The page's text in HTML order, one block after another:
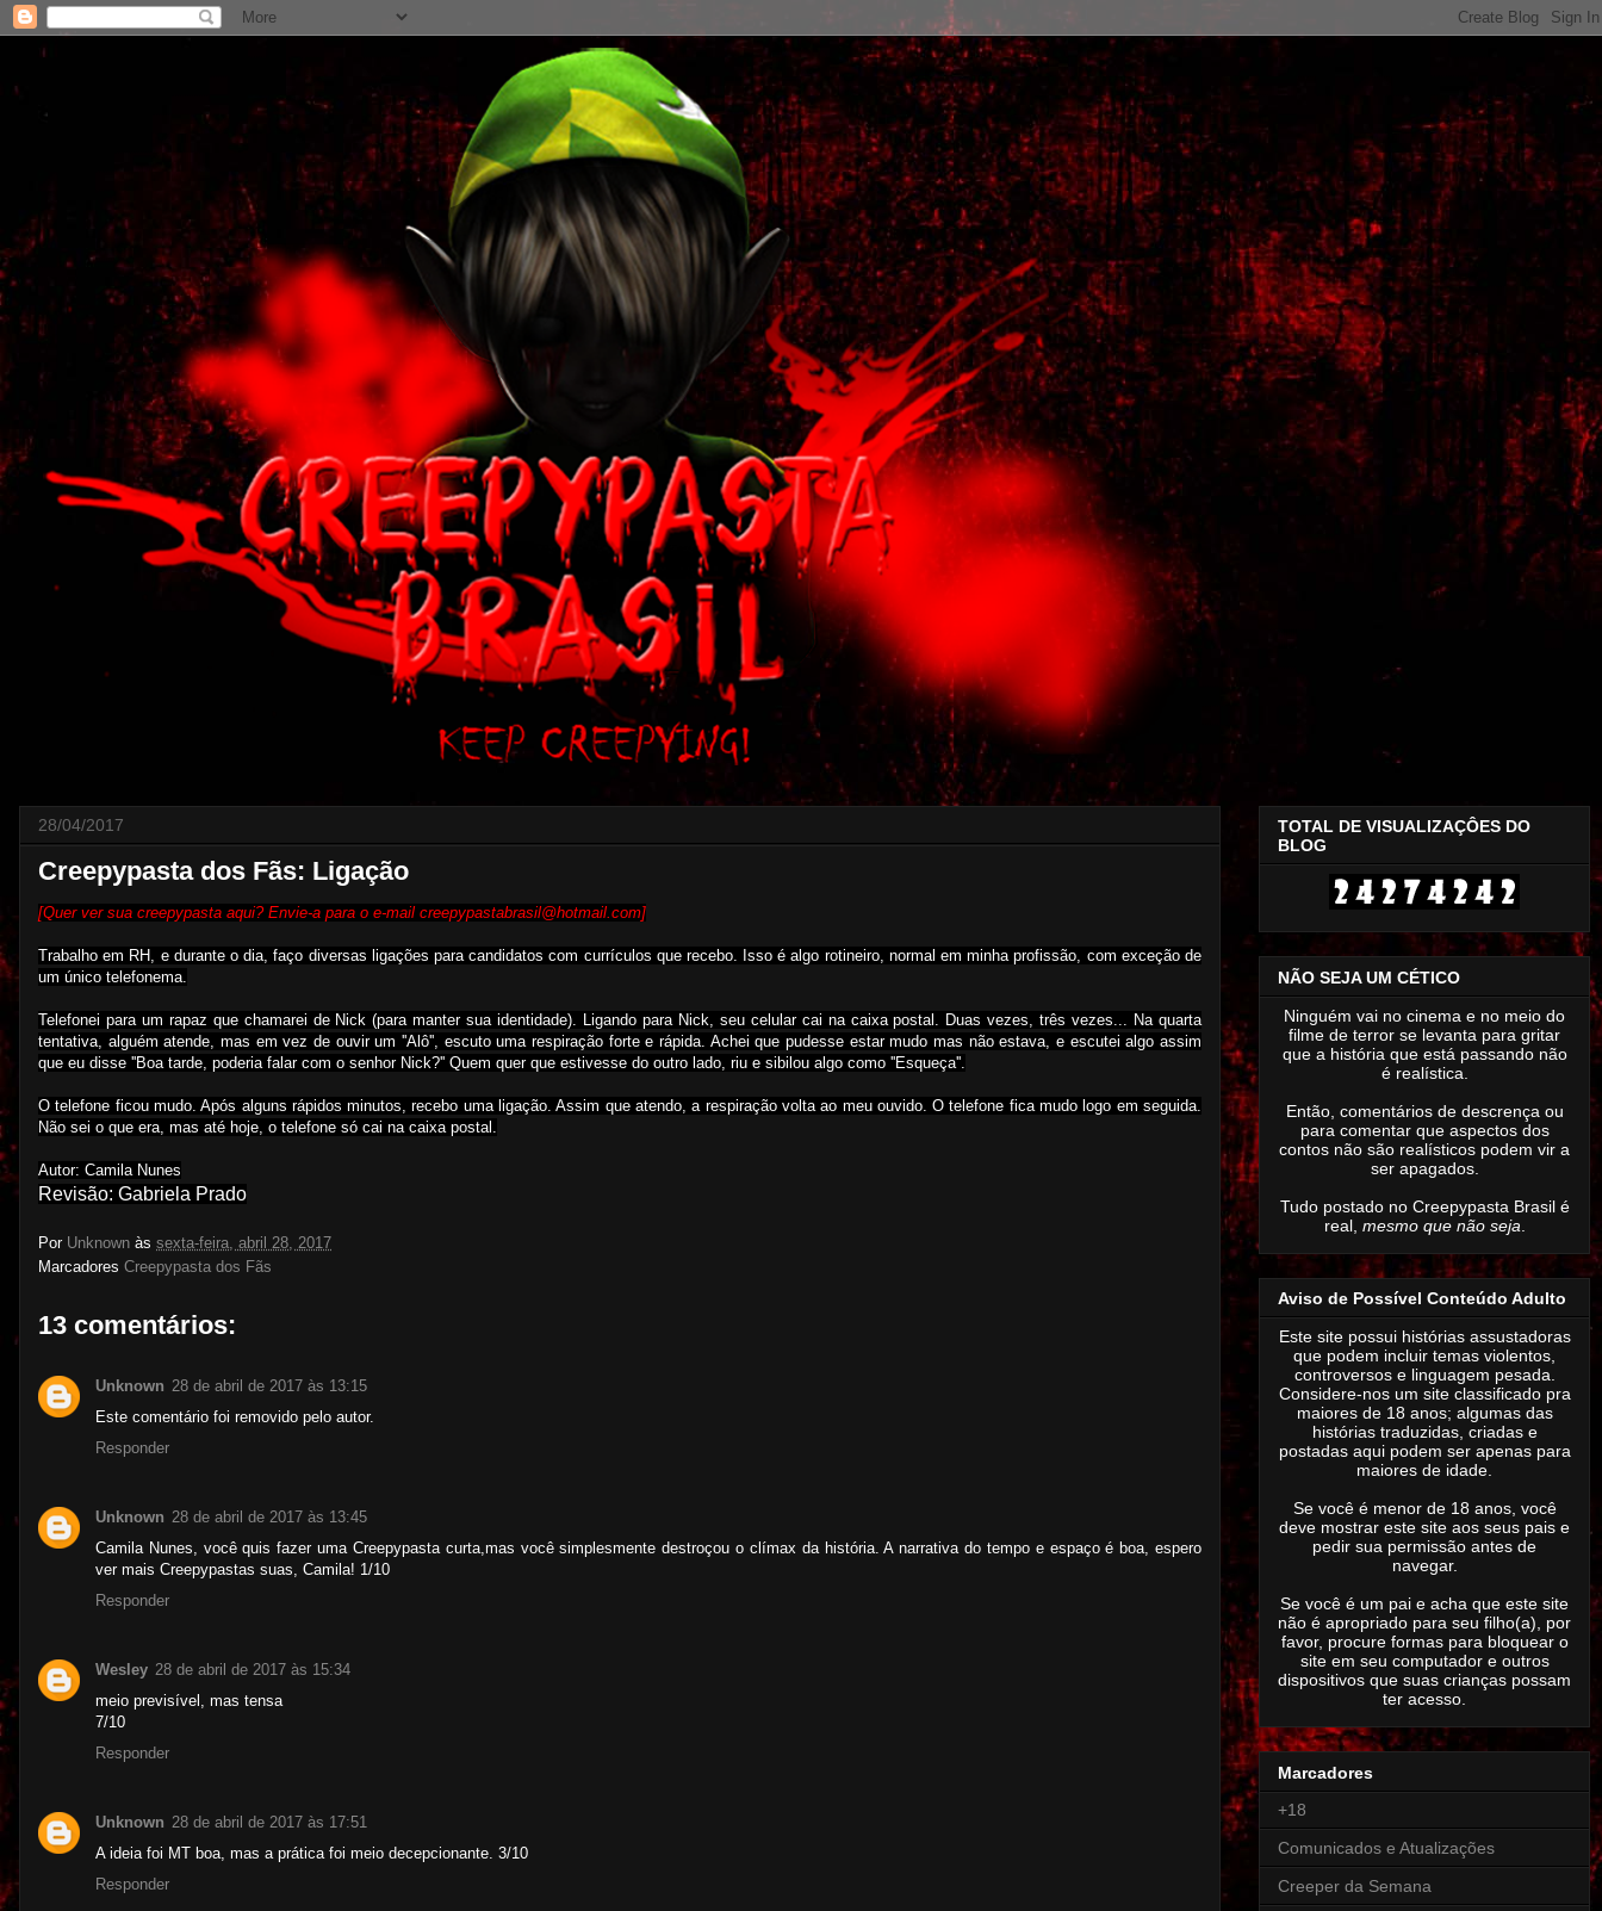
28/04/2017
Creepypasta dos Fãs: Ligação
[Quer ver sua creepypasta aqui? Envie-a para o e-mail creepypastabrasil@hotmail.com]
Trabalho em RH, e durante o dia, faço diversas ligações para candidatos com currículos que recebo. Isso é algo rotineiro, normal em minha profissão, com exceção de
um único telefonema.
Telefonei para um rapaz que chamarei de Nick (para manter sua identidade). Ligando para Nick, seu celular cai na caixa postal. Duas vezes, três vezes... Na quarta
tentativa, alguém atende, mas em vez de ouvir um ''Alô'', escuto uma respiração forte e rápida. Achei que pudesse estar mudo mas não estava, e escutei algo assim
que eu disse ''Boa tarde, poderia falar com o senhor Nick?'' Quem quer que estivesse do outro lado, riu e sibilou algo como ''Esqueça''.
O telefone ficou mudo. Após alguns rápidos minutos, recebo uma ligação. Assim que atendo, a respiração volta ao meu ouvido. O telefone fica mudo logo em seguida.
Não sei o que era, mas até hoje, o telefone só cai na caixa postal.
Autor: Camila Nunes
Revisão: Gabriela Prado
Por Unknown às sexta-feira, abril 28, 2017
Marcadores Creepypasta dos Fãs
13 comentários:
Unknown 28 de abril de 2017 às 13:15
Este comentário foi removido pelo autor.
Responder
Unknown 28 de abril de 2017 às 13:45
Camila Nunes, você quis fazer uma Creepypasta curta,mas você simplesmente destroçou o clímax da história. A narrativa do tempo e espaço é boa, espero
ver mais Creepypastas suas, Camila! 1/10
Responder
Wesley 28 de abril de 2017 às 15:34
meio previsível, mas tensa
7/10
Responder
Unknown 28 de abril de 2017 às 17:51
A ideia foi MT boa, mas a prática foi meio decepcionante. 3/10
Responder
TOTAL DE VISUALIZAÇÔES DO
BLOG
NÃO SEJA UM CÉTICO
Ninguém vai no cinema e no meio do
filme de terror se levanta para gritar
que a história que está passando não
é realística.
Então, comentários de descrença ou
para comentar que aspectos dos
contos não são realísticos podem vir a
ser apagados.
Tudo postado no Creepypasta Brasil é
real, mesmo que não seja
Aviso de Possível Conteúdo Adulto
Este site possui histórias assustadoras
que podem incluir temas violentos,
controversos e linguagem pesada.
Considere-nos um site classificado pra
maiores de 18 anos; algumas das
histórias traduzidas, criadas e
postadas aqui podem ser apenas para
maiores de idade.
Se você é menor de 18 anos, você
deve mostrar este site aos seus pais e
pedir sua permissão antes de
navegar.
Se você é um pai e acha que este site
não é apropriado para seu filho(a), por
favor, procure formas para bloquear o
site em seu computador e outros
dispositivos que suas crianças possam
ter acesso.
Marcadores
+18
Comunicados e Atualizações
Creeper da Semana